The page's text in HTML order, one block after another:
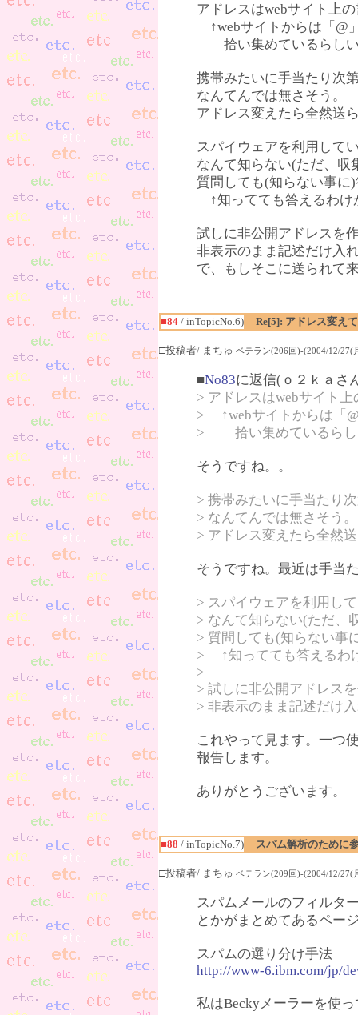
アドレスはwebサイト上
↑webサイトからは「@
拾い集めているらし
携帯みたいに手当たり次
なんてんでは無さそう。
アドレス変えたら全然送
スパイウェアを利用して
なんて知らない(ただ、収
質問しても(知らない事に
↑知ってても答えるわけ
試しに非公開アドレスを
非表示のまま記述だけ入
で、もしそこに送られて
■84 / inTopicNo.6) Re[5]: アドレス変え
□投稿者/ まちゅ ベテラン(206回)-(2004/12/27(
■No83に返信(ｏ２ｋａさ
> アドレスはwebサイト
> ↑webサイトからは「
> 拾い集めているらし
そうですね。。
> 携帯みたいに手当たり
> なんてんでは無さそう。
> アドレス変えたら全然
そうですね。最近は手当
> スパイウェアを利用し
> なんて知らない(ただ、
> 質問しても(知らない事
> ↑知ってても答えるわ
>
> 試しに非公開アドレス
> 非表示のまま記述だけ
これやって見ます。一つ
報告します。
ありがとうございます。
■88 / inTopicNo.7) スパム解析のために
□投稿者/ まちゅ ベテラン(209回)-(2004/12/27(
スパムメールのフィルタ
とかがまとめてあるペー
スパムの選り分け手法
http://www-6.ibm.com/jp/
私はBeckyメーラーを使